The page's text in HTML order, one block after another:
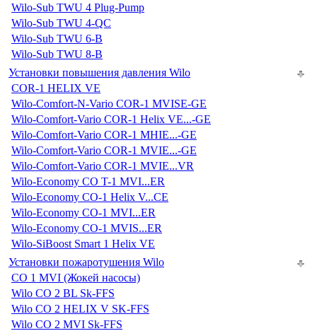
Wilo-Sub TWU 4 Plug-Pump
Wilo-Sub TWU 4-QC
Wilo-Sub TWU 6-B
Wilo-Sub TWU 8-B
Установки повышения давления Wilo
COR-1 HELIX VE
Wilo-Comfort-N-Vario COR-1 MVISE-GE
Wilo-Comfort-Vario COR-1 Helix VE...-GE
Wilo-Comfort-Vario COR-1 MHIE...-GE
Wilo-Comfort-Vario COR-1 MVIE...-GE
Wilo-Comfort-Vario COR-1 MVIE...VR
Wilo-Economy CO T-1 MVI...ER
Wilo-Economy CO-1 Helix V...CE
Wilo-Economy CO-1 MVI...ER
Wilo-Economy CO-1 MVIS...ER
Wilo-SiBoost Smart 1 Helix VE
Установки пожаротушения Wilo
CO 1 MVI (Жокей насосы)
Wilo CO 2 BL Sk-FFS
Wilo CO 2 HELIX V SK-FFS
Wilo CO 2 MVI Sk-FFS